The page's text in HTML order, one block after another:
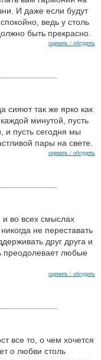
И даже если будут
ведь у столь
быть прекрасно.
оценить / обсудить
сияют так же ярко как
минутой, пусть
и пусть сегодня мы
пары на свете.
оценить / обсудить
во всех смыслах
не переставать
друг друга и
преодолевает любые
оценить / обсудить
все то, о чем хочется
о любви столь